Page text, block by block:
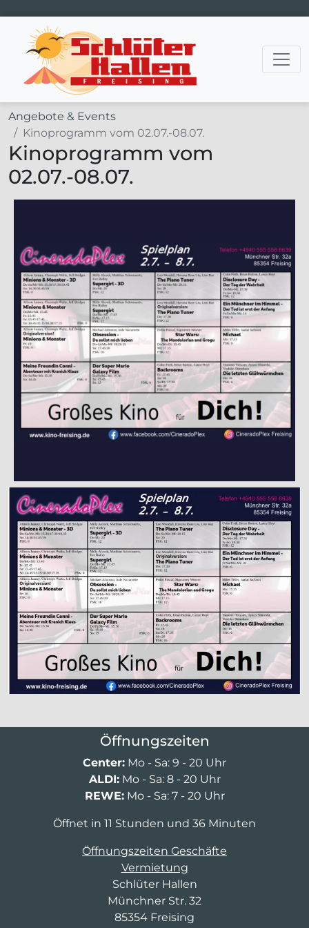
Hauptnavigation
Angebote & Events
Kinoprogramm vom 02.07.-08.07.
Kinoprogramm vom
02.07.-08.07.
Öffnungszeiten
Center: Mo - Sa: 9 - 20 Uhr
ALDI:Mo - Sa: 8 - 20 Uhr
REWE:Mo - Sa: 7 - 20 Uhr
Öffnet in 11 Stunden und 36 Minuten
Öffnungszeiten Geschäfte
Vermietung
Schlüter Hallen
Münchner Str. 32
85354 Freising